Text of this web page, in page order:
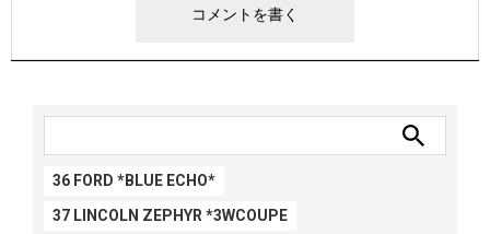
36 FORD *BLUE ECHO*
37 LINCOLN ZEPHYR *3WCOUPE